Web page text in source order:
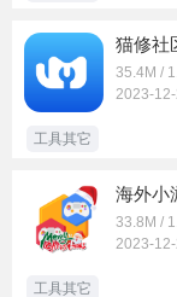
猫修社
35.4M /
2023-
工具其它
海外小
33.8M /
2023-
工具其它